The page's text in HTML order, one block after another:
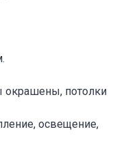
окрашены, потолки
освещение,